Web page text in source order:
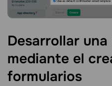
Desarrollar
mediante el
formularios